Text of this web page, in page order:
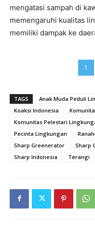
mengatasi sampah di
memengaruhi kualitas
memiliki dampak ke
1
TAGS Anak Muda Peduli
Koaksi Indonesia
Komunitas Pelestari
Pecinta Lingkungan
Sharp Greenerator
Sharp
Sharp Indonesia
Terangi